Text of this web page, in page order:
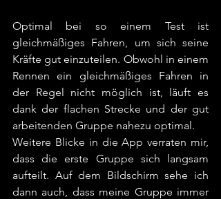
Optimal bei so einem Test ist
gleichmäßiges Fahren, um sich seine
Kräfte gut einzuteilen. Obwohl in einem
Rennen ein gleichmäßiges Fahren in
der Regel nicht möglich ist, läuft es
dank der flachen Strecke und der gut
arbeitenden Gruppe nahezu optimal.
Weitere Blicke in die App verraten mir,
dass die erste Gruppe sich langsam
aufteilt. Auf dem Bildschirm sehe ich
dann auch, dass meine Gruppe immer